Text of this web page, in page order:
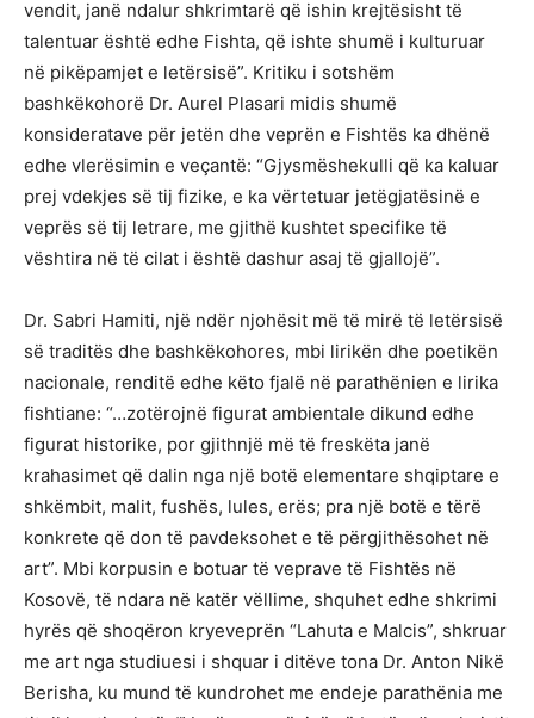
vendit, janë ndalur shkrimtarë që ishin krejtësisht të
talentuar është edhe Fishta, që ishte shumë i kulturuar
në pikëpamjet e letërsisë”. Kritiku i sotshëm
bashkëkohorë Dr. Aurel Plasari midis shumë
konsideratave për jetën dhe veprën e Fishtës ka dhënë
edhe vlerësimin e veçantë: “Gjysmëshekulli që ka kaluar
prej vdekjes së tij fizike, e ka vërtetuar jetëgjatësinë e
veprës së tij letrare, me gjithë kushtet specifike të
vështira në të cilat i është dashur asaj të gjallojë”.
Dr. Sabri Hamiti, një ndër njohësit më të mirë të letërsisë
së traditës dhe bashkëkohores, mbi lirikën dhe poetikën
nacionale, renditë edhe këto fjalë në parathënien e lirika
fishtiane: “…zotërojnë figurat ambientale dikund edhe
figurat historike, por gjithnjë më të freskëta janë
krahasimet që dalin nga një botë elementare shqiptare e
shkëmbit, malit, fushës, lules, erës; pra një botë e tërë
konkrete që don të pavdeksohet e të përgjithësohet në
art”. Mbi korpusin e botuar të veprave të Fishtës në
Kosovë, të ndara në katër vëllime, shquhet edhe shkrimi
hyrës që shoqëron kryeveprën “Lahuta e Malcis”, shkruar
me art nga studiuesi i shquar i ditëve tona Dr. Anton Nikë
Berisha, ku mund të kundrohet me endeje parathënia me